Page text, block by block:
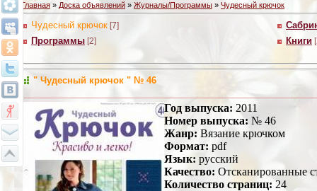
Главная » Доска объявлений » Журналы/Программы » Чудесный крючок
Чудесный крючок [7]
Программы [2] Книги
" Чудесный крючок " № 46
Год выпуска: 2011
Номер выпуска: № 46
Жанр: Вязание крючком
Формат: pdf
Язык: русский
Качество: Отсканированные
Количество страниц: 24